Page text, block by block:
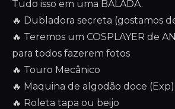
Tudo isso em uma BALADA.
🔥 Dubladora secreta (gostamos
🔥 Teremos um COSPLAYER de
para todos fazerem fotos
🔥 Touro Mecânico
🔥 Maquina de algodão doce (Exp)
🔥 Roleta tapa ou beijo